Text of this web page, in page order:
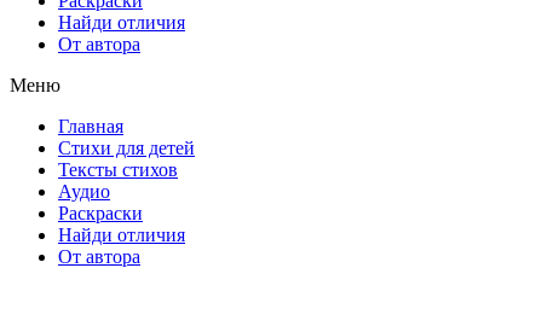
Найди отличия
От автора
Меню
Главная
Стихи для детей
Тексты стихов
Аудио
Раскраски
Найди отличия
От автора